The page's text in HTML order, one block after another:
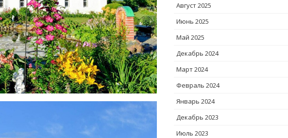
Август 2025
Июнь 2025
Май 2025
Декабрь 2024
Март 2024
Февраль 2024
Январь 2024
Декабрь 2023
Июль 2023